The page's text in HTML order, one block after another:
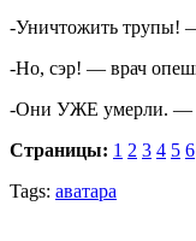
-Уничтожить трупы!
-Но, сэр! — врач
-Они УЖЕ умерли. —
Страницы: 1 2 3 4 5 6
Tags: аватара